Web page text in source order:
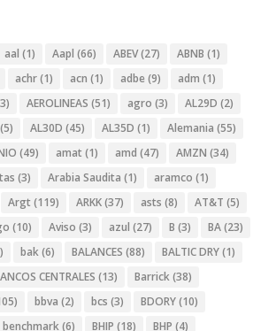
aal (1) Aapl (66) ABEV(27) ABNB (1)
achr(1) acn (1) adbe (9) adm (1)
AEROLINEAS (51) agro (3) AL29D (2)
(5) AL30D (45) AL35D (1) Alemania (55)
(49) amat (1) amd (47) AMZN (34)
(3) Arabia Saudita (1) aramco (1)
Argt (119) ARKK(37) asts (8) AT&T (5)
(10) Aviso (3) azul (27) B (3) BA(23)
bak(6) BALANCES (88) BALTIC DRY(1)
CENTRALES (13) Barrick(38)
bbva (2) bcs (3) BDORY(10)
benchmark(6) BHIP (18) BHP (4)